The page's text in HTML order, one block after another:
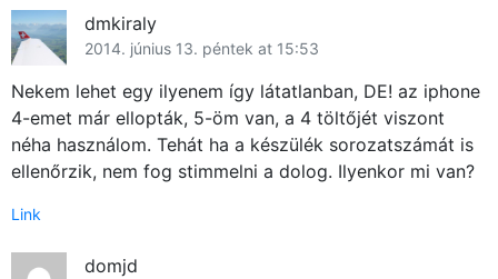
dmkiraly
2014. június 13. péntek at 15:53
Nekem lehet egy ilyenem így látatlanban, DE! az iphone
4-emet már ellopták, 5-öm van, a 4 töltőjét viszont
néha használom. Tehát ha a készülék sorozatszámát is
ellenőrzik, nem fog stimmelni a dolog. Ilyenkor mi van?
Link
domjd